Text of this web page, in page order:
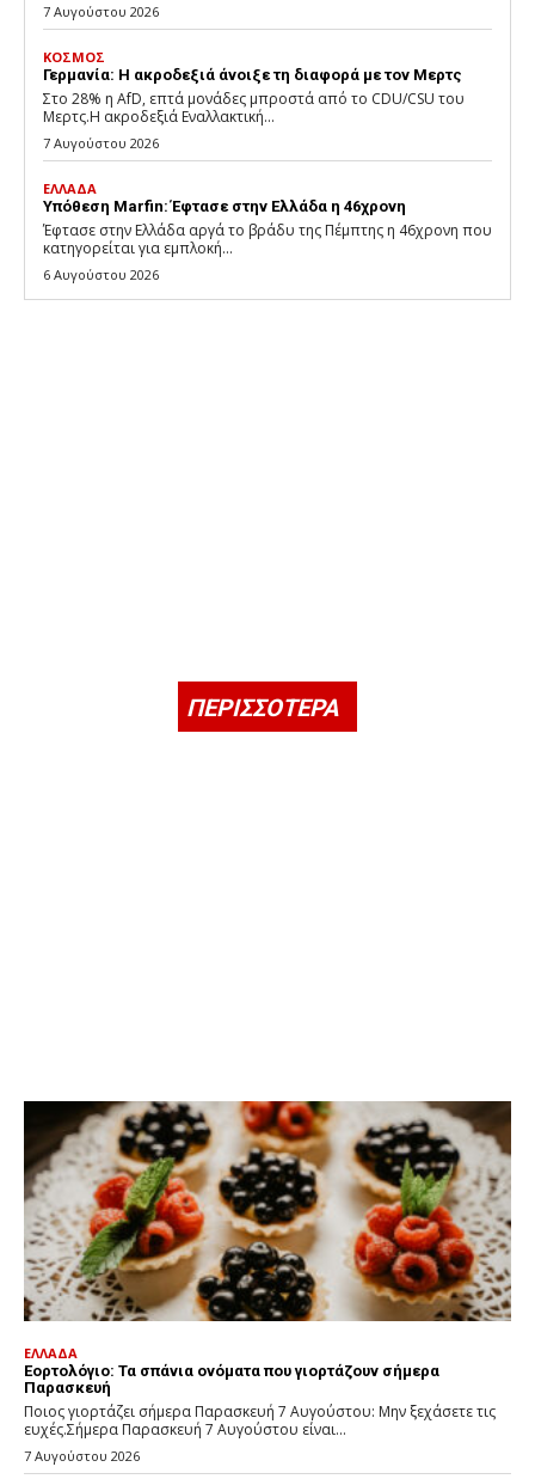
7 Αυγούστου 2026
ΚΟΣΜΟΣ
Γερμανία: Η ακροδεξιά άνοιξε τη διαφορά με τον Μερτς
Στο 28% η AfD, επτά μονάδες μπροστά από το CDU/CSU του
Μερτς.Η ακροδεξιά Εναλλακτική...
7 Αυγούστου 2026
ΕΛΛΑΔΑ
Υπόθεση Marfin: Έφτασε στην Ελλάδα η 46χρονη
Έφτασε στην Ελλάδα αργά το βράδυ της Πέμπτης η 46χρονη που
κατηγορείται για εμπλοκή...
6 Αυγούστου 2026
ΠΕΡΙΣΣΟΤΕΡΑ
ΕΛΛΑΔΑ
Εορτολόγιο: Τα σπάνια ονόματα που γιορτάζουν σήμερα
Παρασκευή
Ποιος γιορτάζει σήμερα Παρασκευή 7 Αυγούστου: Μην ξεχάσετε τις
ευχές.Σήμερα Παρασκευή 7 Αυγούστου είναι...
7 Αυγούστου 2026